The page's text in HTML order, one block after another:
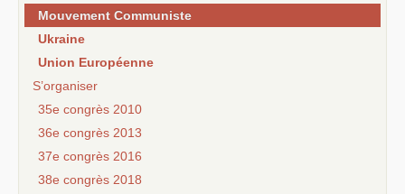
Mouvement Communiste
Ukraine
Union Européenne
S’organiser
35e congrès 2010
36e congrès 2013
37e congrès 2016
38e congrès 2018